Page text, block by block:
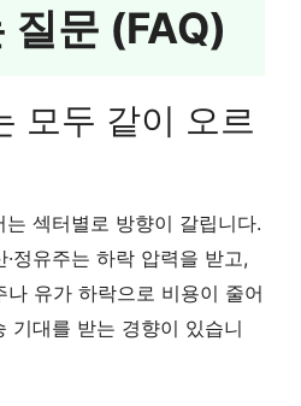
질문 (FAQ)
모두 같이 오르
섹터별로 방향이 갈립니다.
정유주는 하락 압력을 받고,
유가 하락으로 비용이 줄어
기대를 받는 경향이 있습니